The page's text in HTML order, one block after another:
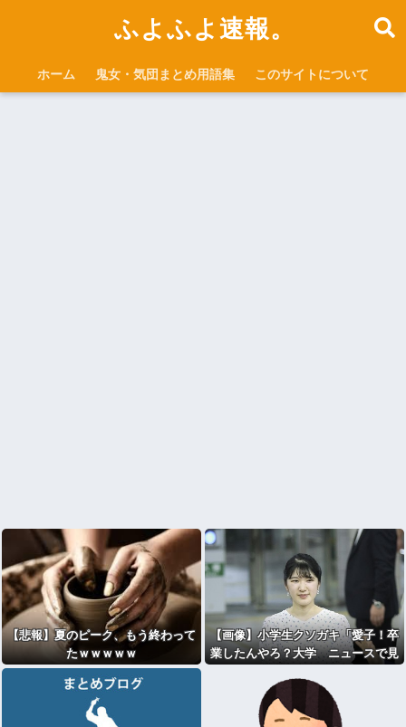
ふよふよ速報。
ホーム 鬼女・気団まとめ用語集 このサイトについて
【悲報】夏のピーク、もう終わって
たｗｗｗｗｗ
【画像】小学生クソガキ「愛子！卒
業したんやろ？大学 ニュースで見